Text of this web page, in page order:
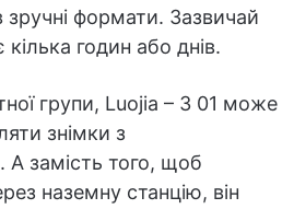
формати. Зазвичай
годин або днів.
групи, Luojia – 3 01 може
знімки з
А замість того, щоб
наземну станцію, він